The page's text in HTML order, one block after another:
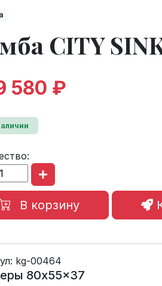
CITY
580 ₽
В корзину
kg-00464
80x55x37